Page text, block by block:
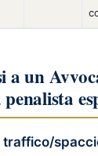
a un
traffico/